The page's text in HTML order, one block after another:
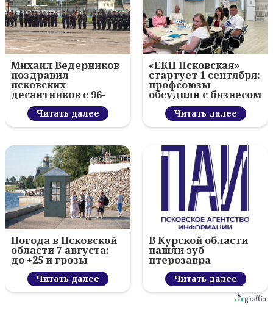
Михаил Ведерников
поздравил
псковских
десантников с 96-
летием ВДВ и
вручил награды
Читать далее
«ЕКП Псковская»
стартует 1 сентября:
профсоюзы
обсудили с бизнесом
новый цифровой
проектЧитать далее
Погода в Псковской
области 7 августа:
до +25 и грозы
Читать далее
В Курской области
нашли зуб
птерозавра
Читать далее